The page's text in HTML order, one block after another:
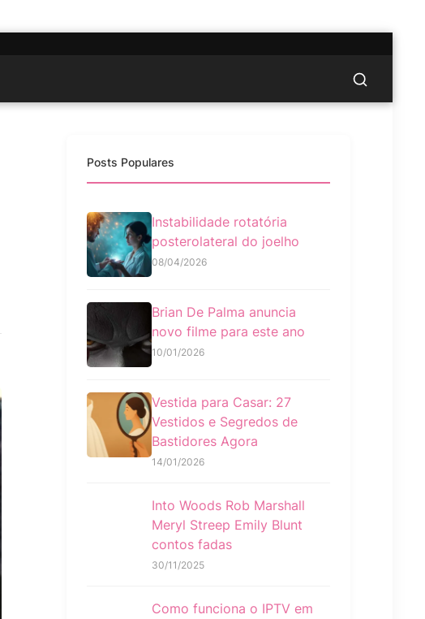
Posts Populares
Instabilidade rotatória
posterolateral do joelho
08/04/2026
Brian De Palma anuncia
novo filme para este ano
10/01/2026
Vestida para Casar: 27
Vestidos e Segredos de
Bastidores Agora
14/01/2026
Into Woods Rob Marshall
Meryl Streep Emily Blunt
contos fadas
30/11/2025
Como funciona o IPTV em